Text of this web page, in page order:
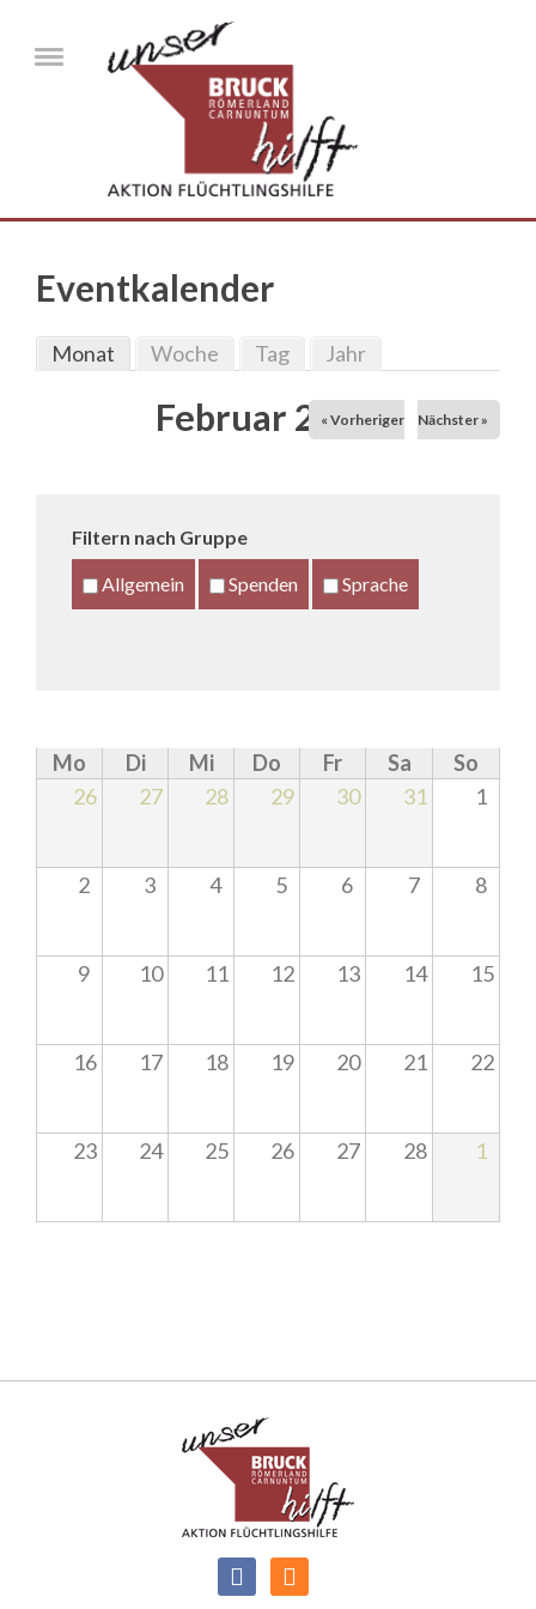
Menu
Eventkalender
Haupt-Reiter
Monat (aktiver Reiter)
Woche Tag Jahr
Februar 2026
« Vorheriger Nächster »
Filtern nach Gruppe
Allgemein Spenden Sprache
Mo Di Mi Do Fr Sa
So
26
27 28 29 30 31 1
2 3 4 5 6 7 8
9 10 11 12 13 14 15
16 17 18 19 20 21 22
23 24 25 26 27 28 1
Facebook